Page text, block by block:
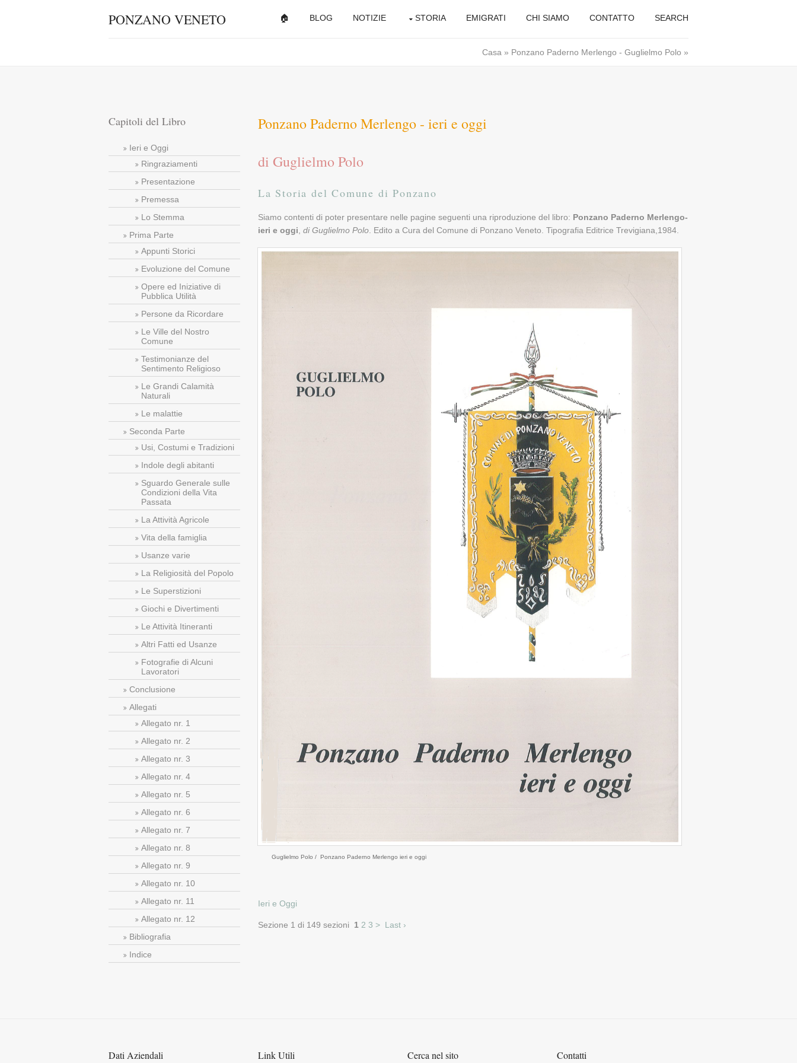
PONZANO VENETO 🏠 BLOG NOTIZIE STORIA EMIGRATI CHI SIAMO CONTATTO SEARCH
Casa » Ponzano Paderno Merlengo - Guglielmo Polo »
Capitoli del Libro
Ieri e Oggi
Ringraziamenti
Presentazione
Premessa
Lo Stemma
Prima Parte
Appunti Storici
Evoluzione del Comune
Opere ed Iniziative di
Pubblica Utilità
Persone da Ricordare
Le Ville del Nostro
Comune
Testimonianze del
Sentimento Religioso
Le Grandi Calamità
Naturali
Le malattie
Seconda Parte
Usi, Costumi e Tradizioni
Indole degli abitanti
Sguardo Generale sulle
Condizioni della Vita
Passata
La Attività Agricole
Vita della famiglia
Usanze varie
La Religiosità del Popolo
Le Superstizioni
Giochi e Divertimenti
Le Attività Itineranti
Altri Fatti ed Usanze
Fotografie di Alcuni
Lavoratori
Conclusione
Allegati
Allegato nr. 1
Allegato nr. 2
Allegato nr. 3
Allegato nr. 4
Allegato nr. 5
Allegato nr. 6
Allegato nr. 7
Allegato nr. 8
Allegato nr. 9
Allegato nr. 10
Allegato nr. 11
Allegato nr. 12
Bibliografia
Indice
Ponzano Paderno Merlengo - ieri e oggi
di Guglielmo Polo
La Storia del Comune di Ponzano
Siamo contenti di poter presentare nelle pagine seguenti una riproduzione del libro: Ponzano Paderno Merlengo-
ieri e oggi di Guglielmo Polo . Edito a Cura del Comune di Ponzano Veneto. Tipografia Editrice Trevigiana,1984.
Guglielmo Polo / Ponzano Paderno Merlengo ieri e oggi
Ieri e Oggi
Sezione 1 di 149 sezioni 1 2 3 > Last ›
Dati Aziendali Link Utili Cerca nel sito Contatti